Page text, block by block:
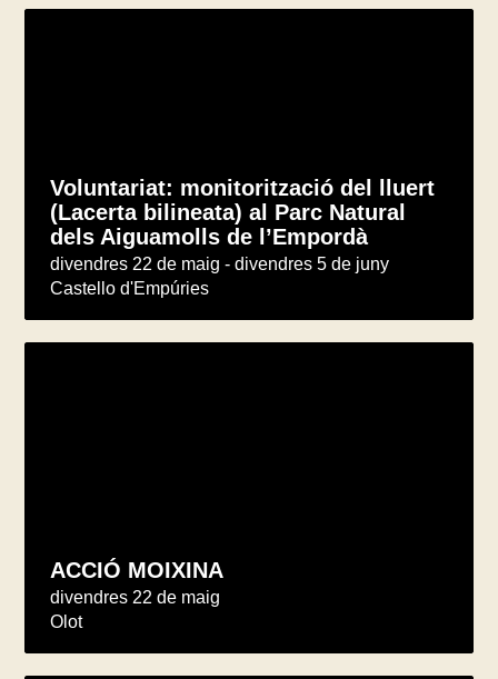
Voluntariat: monitorització del lluert
(Lacerta bilineata) al Parc Natural
dels Aiguamolls de l’Empordà
divendres 22 de maig - divendres 5 de juny
Castello d'Empúries
ACCIÓ MOIXINA
divendres 22 de maig
Olot